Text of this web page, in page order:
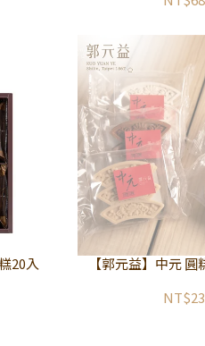
20入
【郭元益】中元